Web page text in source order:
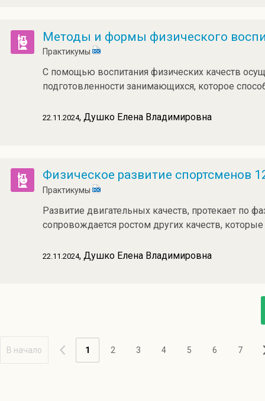
Методы и формы физического
Практикумы
С помощью воспитания физических качеств
подготовленности занимающихся, которое
22.11.2024, Душко Елена Владимировна
Физическое развитие спортсменов
Практикумы
Развитие двигательных качеств, протекает по
сопровождается ростом других качеств,
22.11.2024, Душко Елена Владимировна
В начало 1 2 3 4 5 6 7